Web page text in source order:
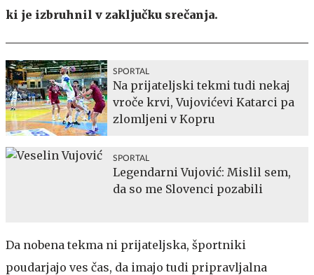
ki je izbruhnil v zaključku srečanja.
SPORTAL
Na prijateljski tekmi tudi nekaj
vroče krvi, Vujovićevi Katarci pa
zlomljeni v Kopru
SPORTAL
Legendarni Vujović: Mislil sem,
da so me Slovenci pozabili
Da nobena tekma ni prijateljska, športniki
poudarjajo ves čas, da imajo tudi pripravljalna